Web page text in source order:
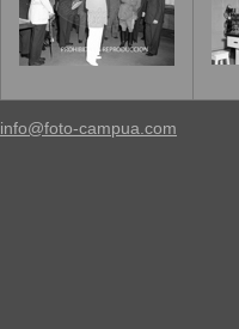
info@foto-campua.com